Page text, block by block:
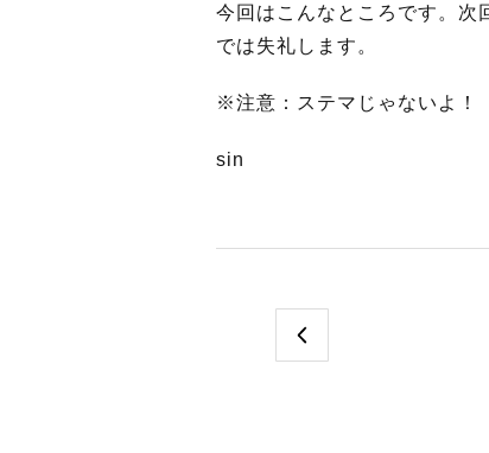
今回はこんなところです。次
では失礼します。
※注意：ステマじゃないよ！
sin